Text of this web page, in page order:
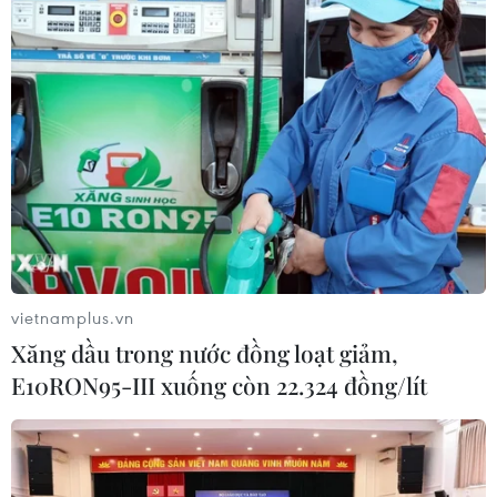
Triều Tiên mở đường bay Bình
Nhưỡng-Wonsan Kalma thúc đẩy du
lịch
06/08/2026 02:05
Giá vàng ngày 6/8: Bảng giá tại các
công ty vàng bạc đá quý
06/08/2026 01:54
Giá dầu thô biến động nhẹ khi triển
vọng đàm phán Trung Đông vẫn khó
đoán
06/08/2026 00:26
vietnamplus.vn
Xăng dầu trong nước đồng loạt giảm,
E10RON95-III xuống còn 22.324 đồng/lít